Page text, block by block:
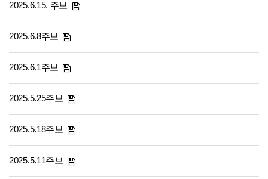
2025.6.15. 주보
2025.6.8주보
2025.6.1주보
2025.5.25주보
2025.5.18주보
2025.5.11주보